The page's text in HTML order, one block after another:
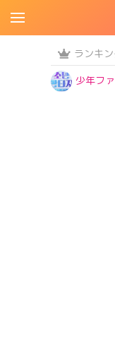
ランキ
少年フ